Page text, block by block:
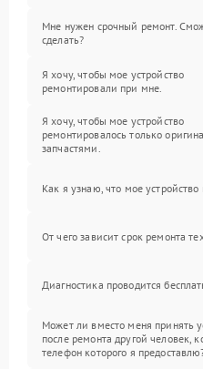
Мне нужен срочный ремонт.
сделать?
Я хочу, чтобы мое устройство
ремонтировали при мне.
Я хочу, чтобы мое устройство
ремонтировалось только
запчастями.
Как я узнаю, что мое устройство
От чего зависит срок ремонта
Диагностика проводится
Может ли вместо меня принять
после ремонта другой человек,
телефон которого я